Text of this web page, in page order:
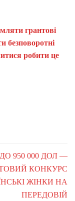
грантові
безповоротні
робити це
ДО 950 000 ДОЛ —
КОНКУРС
ЖІНКИ НА
ПЕРЕДОВІЙ